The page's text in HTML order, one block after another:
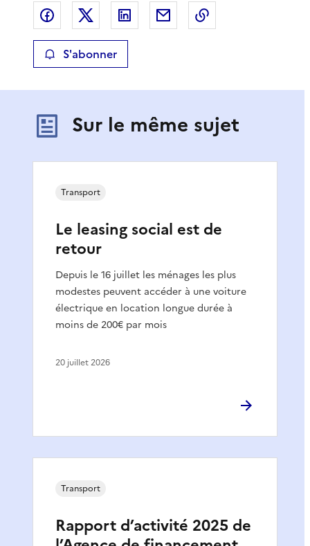
Partager sur Facebook
Partager sur XPartager sur LinkedIn
Partager par email
S'abonner
Sur le même sujet
Le leasing social est de
retour
Depuis le 16 juillet les ménages les plus
modestes peuvent accéder à une voiture
électrique en location longue durée à
moins de 200€ par mois
Transport
20 juillet 2026
Rapport d’activité 2025 de
Transport